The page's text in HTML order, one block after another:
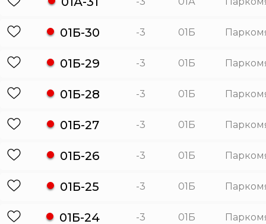
01Б-30 -3 01Б
01Б-29 -3 01Б
01Б-28 -3 01Б
01Б-27 -3 01Б
01Б-26 -3 01Б
01Б-25 -3 01Б
01Б-24 -3 01Б